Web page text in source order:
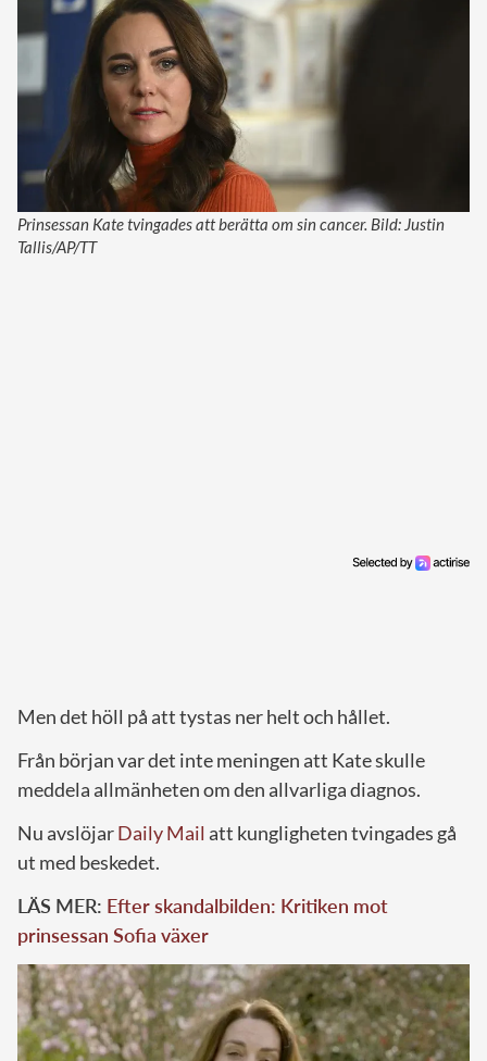
Prinsessan Kate tvingades att berätta om sin cancer. Bild: Justin
Tallis/AP/TT
Men det höll på att tystas ner helt och hållet.
Från början var det inte meningen att Kate skulle
meddela allmänheten om den allvarliga diagnos.
Nu avslöjarDaily Mail att kungligheten tvingades gå
ut med beskedet.
LÄS MER: Efter skandalbilden: Kritiken mot
prinsessan Sofia växer